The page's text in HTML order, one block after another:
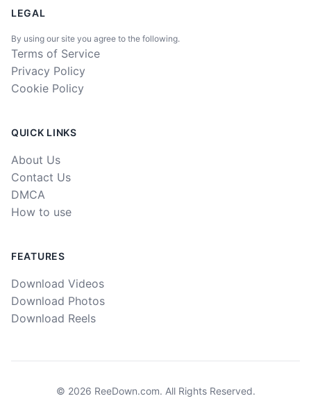
LEGAL
By using our site you agree to the following.
Terms of Service
Privacy Policy
Cookie Policy
QUICK LINKS
About Us
Contact Us
DMCA
How to use
FEATURES
Download Videos
Download Photos
Download Reels
© 2026 ReeDown.com. All Rights Reserved.